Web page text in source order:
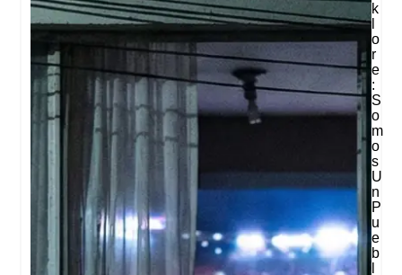
K
L
O
R
E
:
S
O
M
O
S
U
N
P
U
E
B